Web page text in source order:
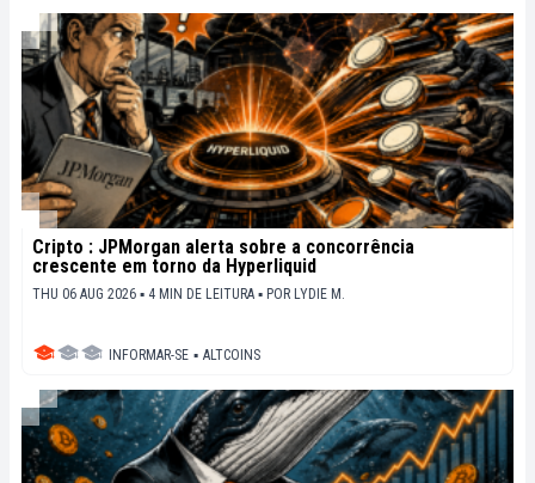
Cripto : JPMorgan alerta sobre a concorrência
crescente em torno da Hyperliquid
THU 06 AUG 2026 ▪ 4 MIN DE LEITURA ▪ POR LYDIE M.
INFORMAR-SE ▪ ALTCOINS